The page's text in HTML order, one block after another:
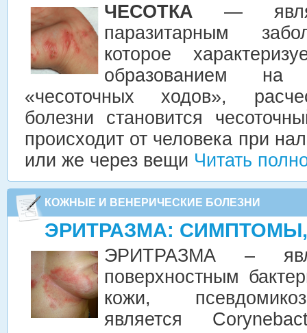
ЧЕСОТКА —
паразитарным
которое
образованием на
«чесоточных ходов»,
болезни становится
происходит от человека при
или же через вещи Читать
КОЖНЫЕ И ВЕНЕРИЧЕСКИЕ БОЛЕЗНИ
ЭРИТРАЗМА:
ЭРИТРАЗМА –
поверхностным
кожи,
является